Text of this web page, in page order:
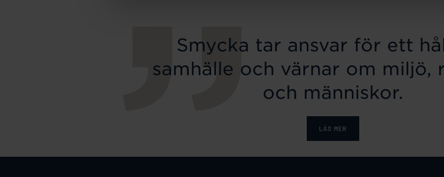
Smycka tar ansvar för ett
samhälle och värnar om miljö,
och människor.
LÄS MER